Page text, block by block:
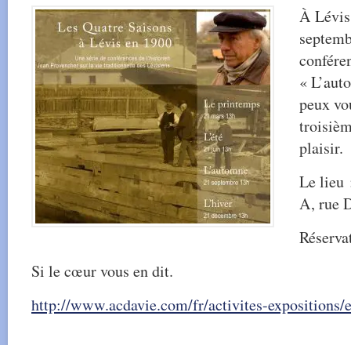
À
«
peux
plaisir.
Le lieu
A, rue
Si le cœur vous en dit.
http://www.acdavie.com/fr/activites-expositions/